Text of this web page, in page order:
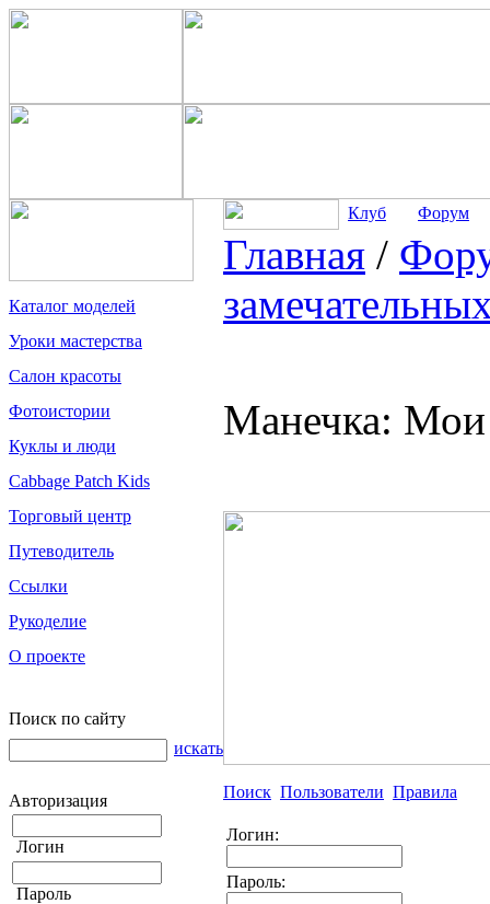
Каталог моделей
Уроки мастерства
Салон красоты
Фотоистории
Куклы и люди
Cabbage Patch Kids
Торговый центр
Путеводитель
Ссылки
Рукоделие
О проекте
Поиск по сайту
искать
Авторизация
Логин
Пароль
Клуб Форум
Главная /
Манечка: Мои
Поиск Пользователи Правила
Логин:
Пароль: